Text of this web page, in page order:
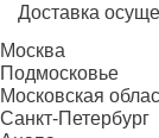
Доставка
Москва
Подмосковье
Московская
Санкт-Петербург